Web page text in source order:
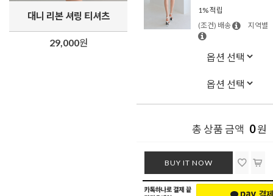
대니 리본 셔링 티셔츠
29,000원
1% 적립
(조건) 배송
지역별
총 상품 금액 0원
BUY IT NOW